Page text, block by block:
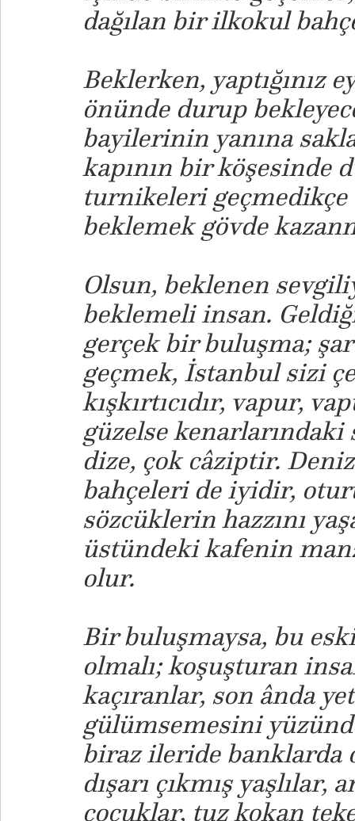
dağılan bir ilkokul
Beklerken, yaptığınız
önünde durup
bayilerinin yanına
kapının bir köşesinde
turnikeleri
beklemek gövde
Olsun, beklenen
beklemeli insan.
gerçek bir buluşma;
geçmek, İstanbul sizi
kışkırtıcıdır, vapur,
güzelse kenarlarındaki
dize, çok câziptir. Deniz
bahçeleri de iyidir,
sözcüklerin hazzını
üstündeki kafenin
olur.
Bir buluşmaysa, bu
olmalı; koşuşturan
kaçıranlar, son ânda
gülümsemesini
biraz ileride banklarda
dışarı çıkmış
çocuklar, tuz kokan